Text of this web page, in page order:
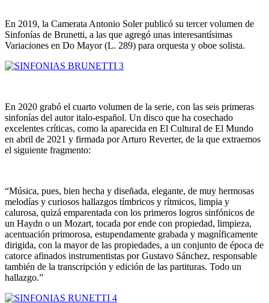
En 2019, la Camerata Antonio Soler publicó su tercer volumen de
Sinfonías de Brunetti, a las que agregó unas interesantísimas
Variaciones en Do Mayor (L. 289) para orquesta y oboe solista.
En 2020 grabó el cuarto volumen de la serie, con las seis primeras
sinfonías del autor italo-español. Un disco que ha cosechado
excelentes críticas, como la aparecida en El Cultural de El Mundo
en abril de 2021 y firmada por Arturo Reverter, de la que extraemos
el siguiente fragmento:
“Música, pues, bien hecha y diseñada, elegante, de muy hermosas
melodías y curiosos hallazgos tímbricos y rítmicos, limpia y
calurosa, quizá emparentada con los primeros logros sinfónicos de
un Haydn o un Mozart, tocada por ende con propiedad, limpieza,
acentuación primorosa, estupendamente grabada y magníficamente
dirigida, con la mayor de las propiedades, a un conjunto de época de
catorce afinados instrumentistas por Gustavo Sánchez, responsable
también de la transcripción y edición de las partituras. Todo un
hallazgo.”